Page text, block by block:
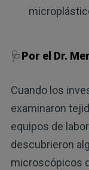
🩺Por el Dr.
Cuando los
examinaron
equipos de
descubrieron
microscópicos